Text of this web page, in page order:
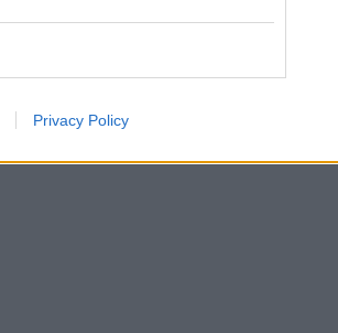
Privacy Policy